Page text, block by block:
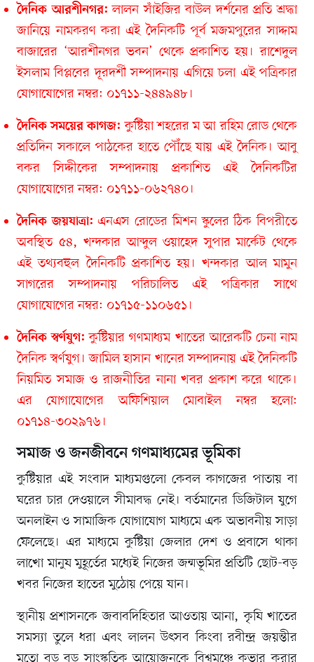
দৈনিক আরশীনগর: লালন সাঁইজির বাউল দর্শনের প্রতি শ্রদ্ধা
জানিয়ে নামকরণ করা এই দৈনিকটি পূর্ব মজমপুরের সাদ্দাম
বাজারের ‘আরশীনগর ভবন’ থেকে প্রকাশিত হয়। রাশেদুল
ইসলাম বিপ্লবের দূরদর্শী সম্পাদনায় এগিয়ে চলা এই পত্রিকার
যোগাযোগের নম্বর: ০১৭১১-২৪৪৯৪৮।
দৈনিক সময়ের কাগজ: কুষ্টিয়া শহরের ম আ রহিম রোড থেকে
প্রতিদিন সকালে পাঠকের হাতে পৌঁছে যায় এই দৈনিক। আবু
বকর সিদ্দীকের সম্পাদনায় প্রকাশিত এই দৈনিকটির
যোগাযোগের নম্বর: ০১৭১১-০৬২৭৪০।
দৈনিক জয়যাত্রা: এনএস রোডের মিশন স্কুলের ঠিক বিপরীতে
অবস্থিত ৫৪, খন্দকার আব্দুল ওয়াহেদ সুপার মার্কেট থেকে
এই তথ্যবহুল দৈনিকটি প্রকাশিত হয়। খন্দকার আল মামুন
সাগরের সম্পাদনায় পরিচালিত এই পত্রিকার সাথে
যোগাযোগের নম্বর: ০১৭১৫-১১০৬৫১।
দৈনিক স্বর্ণযুগ: কুষ্টিয়ার গণমাধ্যম খাতের আরেকটি চেনা নাম
দৈনিক স্বর্ণযুগ। জামিল হাসান খানের সম্পাদনায় এই দৈনিকটি
নিয়মিত সমাজ ও রাজনীতির নানা খবর প্রকাশ করে থাকে।
এর যোগাযোগের অফিশিয়াল মোবাইল নম্বর হলো:
০১৭১৪-৩০২৯৭৬।
সমাজ ও জনজীবনে গণমাধ্যমের ভূমিকা
কুষ্টিয়ার এই সংবাদ মাধ্যমগুলো কেবল কাগজের পাতায় বা
ঘরের চার দেওয়ালে সীমাবদ্ধ নেই। বর্তমানের ডিজিটাল যুগে
অনলাইন ও সামাজিক যোগাযোগ মাধ্যমে এক অভাবনীয় সাড়া
ফেলেছে। এর মাধ্যমে কুষ্টিয়া জেলার দেশ ও প্রবাসে থাকা
লাখো মানুষ মুহূর্তের মধ্যেই নিজের জন্মভূমির প্রতিটি ছোট-বড়
খবর নিজের হাতের মুঠোয় পেয়ে যান।
স্থানীয় প্রশাসনকে জবাবদিহিতার আওতায় আনা, কৃষি খাতের
সমস্যা তুলে ধরা এবং লালন উৎসব কিংবা রবীন্দ্র জয়ন্তীর
মতো বড় বড় সাংস্কৃতিক আয়োজনকে বিশ্বমঞ্চে কভার করার